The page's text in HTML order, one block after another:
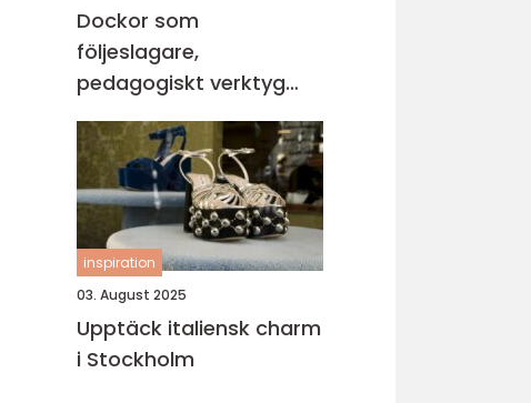
Dockor som
följeslagare,
pedagogiskt verktyg
och trygghet i vardagen
inspiration
03. August 2025
Upptäck italiensk charm
i Stockholm